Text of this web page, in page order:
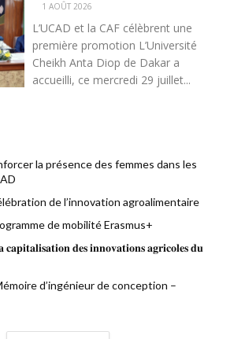
1 AOÛT 2026
L’UCAD et la CAF célèbrent une
première promotion L’Université
Cheikh Anta Diop de Dakar a
accueilli, ce mercredi 29 juillet...
la présence des femmes dans les
de l’innovation agroalimentaire
de mobilité Erasmus+
𝐝𝐞𝐬 𝐢𝐧𝐧𝐨𝐯𝐚𝐭𝐢𝐨𝐧𝐬 𝐚𝐠𝐫𝐢𝐜𝐨𝐥𝐞𝐬 𝐝𝐮
d’ingénieur de conception –